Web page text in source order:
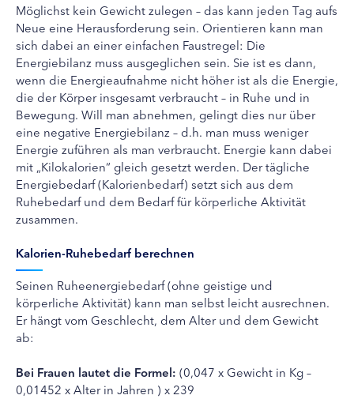
Möglichst kein Gewicht zulegen – das kann jeden Tag aufs
Neue eine Herausforderung sein. Orientieren kann man
sich dabei an einer einfachen Faustregel: Die
Energiebilanz muss ausgeglichen sein. Sie ist es dann,
wenn die Energieaufnahme nicht höher ist als die Energie,
die der Körper insgesamt verbraucht – in Ruhe und in
Bewegung. Will man abnehmen, gelingt dies nur über
eine negative Energiebilanz – d.h. man muss weniger
Energie zuführen als man verbraucht. Energie kann dabei
mit „Kilokalorien“ gleich gesetzt werden. Der tägliche
Energiebedarf (Kalorienbedarf) setzt sich aus dem
Ruhebedarf und dem Bedarf für körperliche Aktivität
zusammen.
Kalorien-Ruhebedarfberechnen
Seinen Ruheenergiebedarf (ohne geistige und
körperliche Aktivität) kann man selbst leicht ausrechnen.
Er hängt vom Geschlecht, dem Alter und dem Gewicht
ab:
Bei Frauen lautet die Formel: (0,047 x Gewicht in Kg –
0,01452 x Alter in Jahren ) x 239